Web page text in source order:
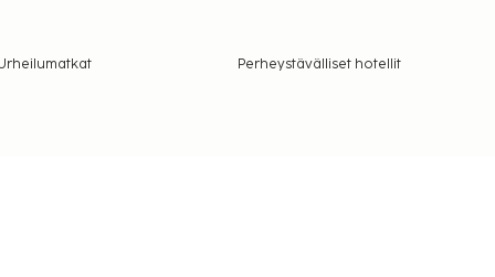
Perheystävälliset hotellit